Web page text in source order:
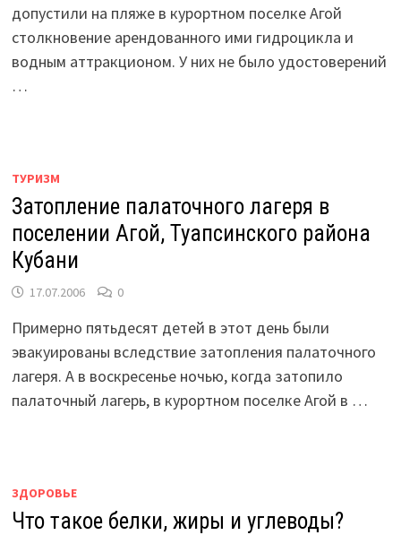
допустили на пляже в курортном поселке Агой
столкновение арендованного ими гидроцикла и
водным аттракционом. У них не было удостоверений
…
ТУРИЗМ
Затопление палаточного лагеря в
поселении Агой, Туапсинского района
Кубани
17.07.2006 0
Примерно пятьдесят детей в этот день были
эвакуированы вследствие затопления палаточного
лагеря. А в воскресенье ночью, когда затопило
палаточный лагерь, в курортном поселке Агой в …
ЗДОРОВЬЕ
Что такое белки, жиры и углеводы?